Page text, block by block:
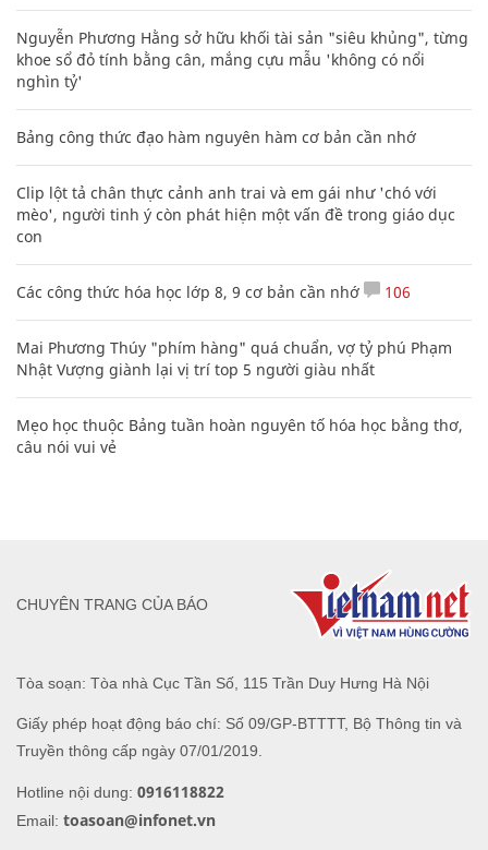
Nguyễn Phương Hằng sở hữu khối tài sản "siêu khủng", từng
khoe sổ đỏ tính bằng cân, mắng cựu mẫu 'không có nổi
nghìn tỷ'
Bảng công thức đạo hàm nguyên hàm cơ bản cần nhớ
Clip lột tả chân thực cảnh anh trai và em gái như 'chó với
mèo', người tinh ý còn phát hiện một vấn đề trong giáo dục
con
Các công thức hóa học lớp 8, 9 cơ bản cần nhớ 106
Mai Phương Thúy "phím hàng" quá chuẩn, vợ tỷ phú Phạm
Nhật Vượng giành lại vị trí top 5 người giàu nhất
Mẹo học thuộc Bảng tuần hoàn nguyên tố hóa học bằng thơ,
câu nói vui vẻ
Tòa soạn: Tòa nhà Cục Tần Số, 115 Trần Duy Hưng Hà Nội
Giấy phép hoạt động báo chí: Số 09/GP-BTTTT, Bộ Thông tin và
Truyền thông cấp ngày 07/01/2019.
Hotline nội dung: 0916118822
Email: toasoan@infonet.vn
CHUYÊN TRANG CỦA BÁO